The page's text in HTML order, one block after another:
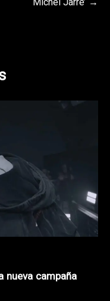
Michel Jarre’
campaña